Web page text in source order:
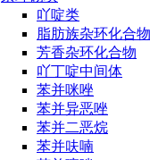
吖啶类
脂肪族杂环化合物
芳香杂环化合物
吖丁啶中间体
苯并咪唑
苯并异恶唑
苯并二恶烷
苯并呋喃